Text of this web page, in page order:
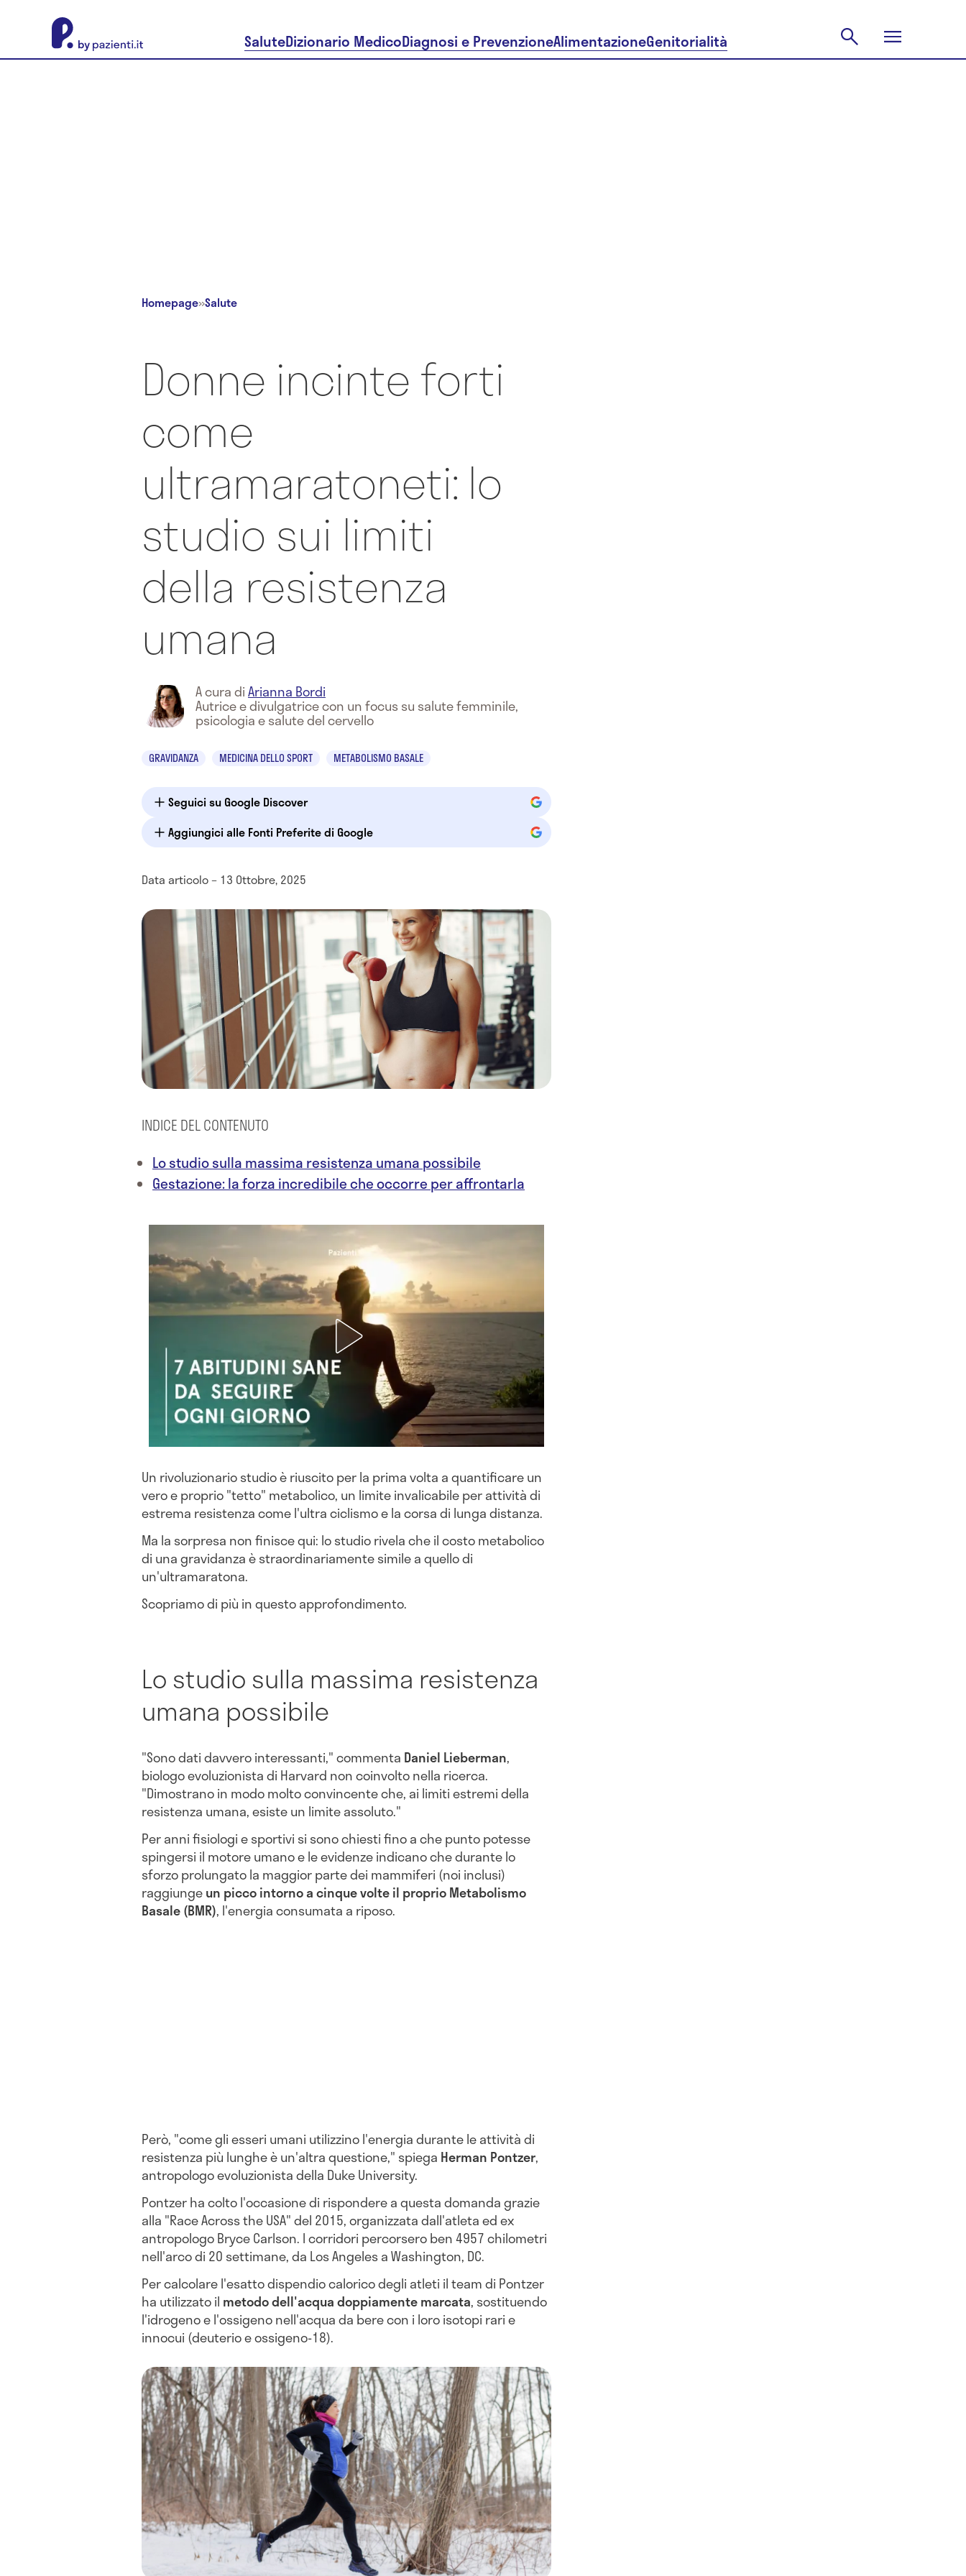
SaluteDizionario MedicoDiagnosi e PrevenzioneAlimentazioneGenitorialità
Homepage»Salute
Donne incinte forti
come
ultramaratoneti: lo
studio sui limiti
della resistenza
umana
A cura diArianna Bordi
Autrice e divulgatrice con un focus su salute femminile,
psicologia e salute del cervello
GRAVIDANZA MEDICINA DELLO SPORT METABOLISMO BASALE
Seguici su Google Discover
Aggiungici alle Fonti Preferite di Google
Data articolo – 13 Ottobre, 2025
INDICE DEL CONTENUTO
Lo studio sulla massima resistenza umana possibile
Gestazione: la forza incredibile che occorre per affrontarla
Un rivoluzionario studio è riuscito per la prima volta a quantificare un
vero e proprio "tetto" metabolico, un limite invalicabile per attività di
estrema resistenza come l'ultra ciclismo e la corsa di lunga distanza.
Ma la sorpresa non finisce qui: lo studio rivela che il costo metabolico
di una gravidanza è straordinariamente simile a quello di
un'ultramaratona.
Scopriamo di più in questo approfondimento.
Lo studio sulla massima resistenza
umana possibile
"Sono dati davvero interessanti," commenta Daniel Lieberman,
biologo evoluzionista di Harvard non coinvolto nella ricerca.
"Dimostrano in modo molto convincente che, ai limiti estremi della
resistenza umana, esiste un limite assoluto."
Per anni fisiologi e sportivi si sono chiesti fino a che punto potesse
spingersi il motore umano e le evidenze indicano che durante lo
sforzo prolungato la maggior parte dei mammiferi (noi inclusi)
raggiungeun picco intorno a cinque volte il proprio Metabolismo
Basale (BMR), l'energia consumata a riposo.
Però, "come gli esseri umani utilizzino l'energia durante le attività di
resistenza più lunghe è un'altra questione," spiega Herman Pontzer,
antropologo evoluzionista della Duke University.
Pontzer ha colto l'occasione di rispondere a questa domanda grazie
alla "Race Across the USA" del 2015, organizzata dall'atleta ed ex
antropologo Bryce Carlson. I corridori percorsero ben 4957 chilometri
nell'arco di 20 settimane, da Los Angeles a Washington, DC.
Per calcolare l'esatto dispendio calorico degli atleti il team di Pontzer
ha utilizzato il metodo dell'acqua doppiamente marcata, sostituendo
l'idrogeno e l'ossigeno nell'acqua da bere con i loro isotopi rari e
innocui (deuterio e ossigeno-18).